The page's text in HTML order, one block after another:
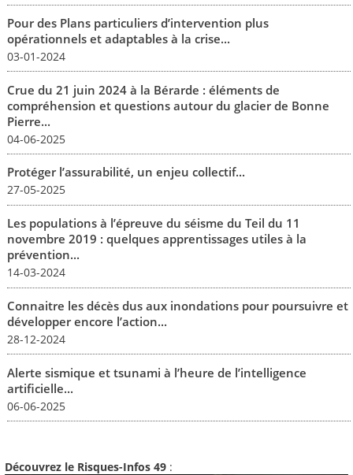
Pour des Plans particuliers d’intervention plus
opérationnels et adaptables à la crise...
03-01-2024
Crue du 21 juin 2024 à la Bérarde : éléments de
compréhension et questions autour du glacier de Bonne
Pierre...
04-06-2025
Protéger l’assurabilité, un enjeu collectif...
27-05-2025
Les populations à l’épreuve du séisme du Teil du 11
novembre 2019 : quelques apprentissages utiles à la
prévention...
14-03-2024
Connaitre les décès dus aux inondations pour poursuivre et
développer encore l’action...
28-12-2024
Alerte sismique et tsunami à l’heure de l’intelligence
artificielle...
06-06-2025
Découvrez le Risques-Infos 49 :